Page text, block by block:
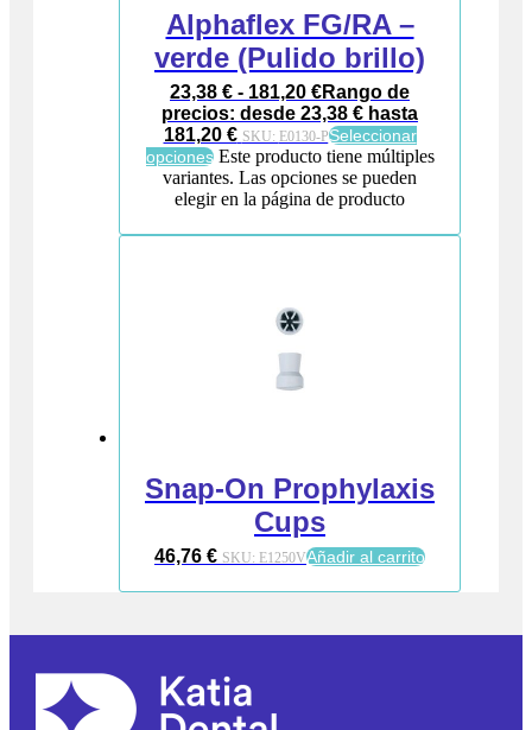
Alphaflex FG/RA –
verde (Pulido brillo)
23,38 € - 181,20 €Rango de
precios: desde 23,38 € hasta
181,20 € SKU: E0130-PSeleccionar
opciones Este producto tiene múltiples
variantes. Las opciones se pueden
elegir en la página de producto
Snap-On Prophylaxis
Cups
46,76 € SKU: E1250VAñadir al carrito